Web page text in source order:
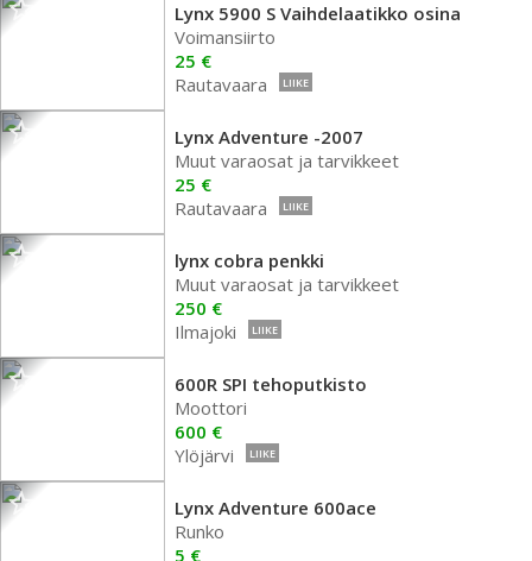
Lynx 5900 S Vaihdelaatikko osina
Voimansiirto
25 €
Rautavaara
LIIKE
Lynx Adventure -2007
Muut varaosat ja tarvikkeet
25 €
Rautavaara
LIIKE
lynx cobra penkki
Muut varaosat ja tarvikkeet
250 €
Ilmajoki
LIIKE
600R SPI tehoputkisto
Moottori
600 €
Ylöjärvi
LIIKE
Lynx Adventure 600ace
Runko
5 €